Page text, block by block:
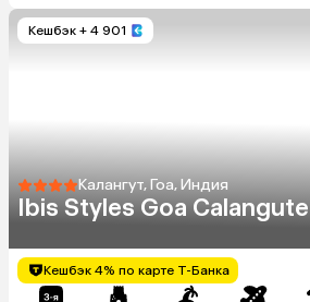
Кешбэк + 4 901
Калангут, Гоа, Индия
Ibis Styles Goa Calangute
Кешбэк 4% по карте Т-Банка